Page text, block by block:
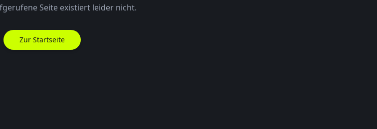
Seite existiert leider nicht.
Zur Startseite